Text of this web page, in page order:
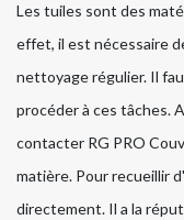
Les tuiles sont des
effet, il est nécessaire
nettoyage régulier. Il
procéder à ces tâches.
contacter RG PRO
matière. Pour recueillir
directement. Il a la